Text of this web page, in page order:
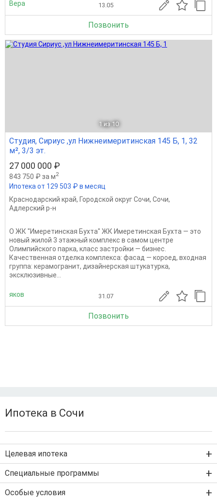
Вера 13.05
Позвонить
1 из 10
Студия, Сириус ,ул Нижнеимеритинская 145 Б, 1, 32
м², 3/3 эт.
27 000 000 ₽
843 750 ₽ за м2
Ипотека от 129 503 ₽ в месяц
Краснодарский край, Городской округ Сочи, Сочи,
Адлерский р-н
О ЖК "Имеретинская Бухта" ЖК Имеретинская Бухта — это
новый жилой 3 этажный комплекс в самом центре
Олимпийского парка, класс застройки — бизнес.
Качественная отделка комплекса: фасад — короед, входная
группа: керамогранит, дизайнерская штукатурка,
эксклюзивные...
яков 31.07
Позвонить
Ипотека в Сочи
Целевая ипотека
Ипотека на вторичку
Ипотека на строительство дома
Специальные программы
Особые условия